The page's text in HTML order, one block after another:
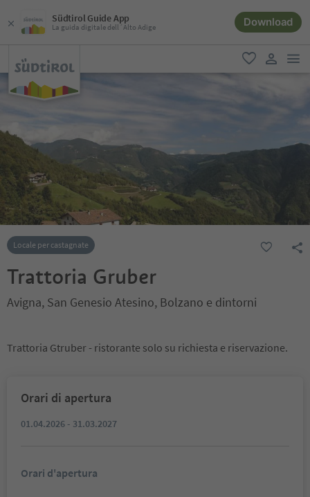
Südtirol Guide App
La guida digitale dell´Alto Adige Download
favoriti
user link
Locale per castagnate
Trattoria Gruber
Avigna, San Genesio Atesino, Bolzano e dintorni
Trattoria Gtruber - ristorante solo su richiesta e riservazione.
Orari di apertura
01.04.2026 - 31.03.2027
Orari d'apertura